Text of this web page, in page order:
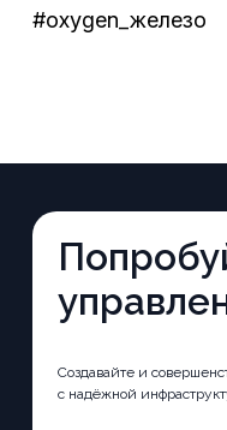
#oxygen_железо
Создавайте и
с надёжной